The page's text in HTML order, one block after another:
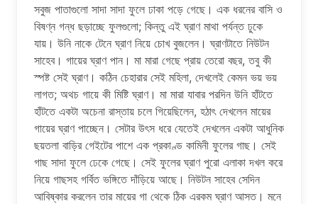
সবুজ পাতাগুলো সাদা সাদা ফুলে ঢাকা পড়ে গেছে। এক ধরনের বাসি ও
বিষণ্ন গন্ধ ছড়াচ্ছে ফুলগুলো; কিন্তু এই ঘ্রাণ মাথা পর্যন্ত ঢুকে
যায়। উনি নাকে টেনে ঘ্রাণ নিয়ে চোখ বুজলেন। ঘ্রাণটাতে নিউটন
সাহেব। গায়ের ঘ্রাণ পান। মা মারা গেছে প্রায় তেরো বছর, তবু কী
স্পষ্ট সেই ঘ্রাণ। কঠিন চেহারার সেই মহিলা, দেখলেই কেমন ভয় ভয়
লাগত; অথচ গায়ে কী মিষ্টি ঘ্রাণ। মা মারা যাবার পরদিন উনি হাঁটতে
হাঁটতে একটা অচেনা রাস্তায় চলে গিয়েছিলেন, হঠাৎ দেখলেন মায়ের
গায়ের ঘ্রাণ পাচ্ছেন। সেটার উৎস ধরে যেতেই দেখলেন একটা আধুনিক
ছয়তলা বাড়ির গেইটের পাশে এক প্রকাণ্ড কামিনী ফুলের গাছ। সেই
গাছ সাদা ফুলে ঢেকে গেছে। সেই ফুলের ঘ্রাণ পুরো এলাকা দখল করে
নিয়ে গাছসহ গর্বিত ভঙ্গিতে দাঁড়িয়ে আছে। নিউটন সাহেব সেদিন
আবিষ্কার করলেন তার মায়ের গা থেকে ঠিক এরকম ঘ্রাণ আসত। মনে